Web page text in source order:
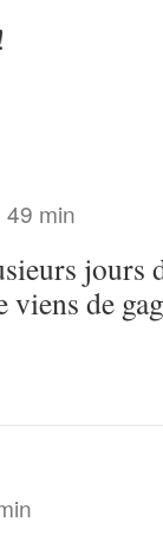
49 min
jours
viens de